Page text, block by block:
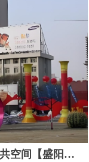
空间【盛阳美